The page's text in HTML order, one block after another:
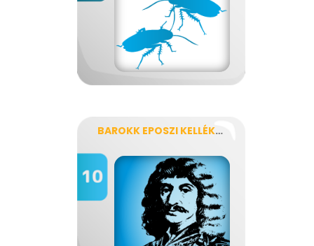
BAROKK EPOSZI KELLÉKEK A SZIGETI VESZEDELEM-BEN